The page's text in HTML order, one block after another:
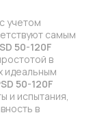
учетом
самым
50-120F
в
идеальным
50-120F
и испытания,
в